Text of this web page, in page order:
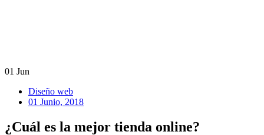
01 Jun
Diseño web
01 Junio, 2018
¿Cuál es la mejor tienda online?